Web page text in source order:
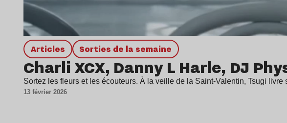
Articles Sorties de la semaine
Charli XCX, Danny L Harle, DJ
Sortez les fleurs et les écouteurs. À la veille de la Saint-Valentin, Tsugi
13 février 2026